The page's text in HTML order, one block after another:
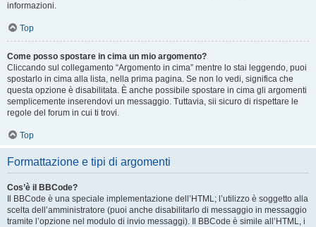
informazioni.
Top
Come posso spostare in cima un mio argomento?
Cliccando sul collegamento “Argomento in cima” mentre lo stai leggendo, puoi
spostarlo in cima alla lista, nella prima pagina. Se non lo vedi, significa che
questa opzione è disabilitata. È anche possibile spostare in cima gli argomenti
semplicemente inserendovi un messaggio. Tuttavia, sii sicuro di rispettare le
regole del forum in cui ti trovi.
Top
Formattazione e tipi di argomenti
Cos’è il BBCode?
Il BBCode è una speciale implementazione dell’HTML; l’utilizzo è soggetto alla
scelta dell’amministratore (puoi anche disabilitarlo di messaggio in messaggio
tramite l’opzione nel modulo di invio messaggi). Il BBCode è simile all’HTML, i